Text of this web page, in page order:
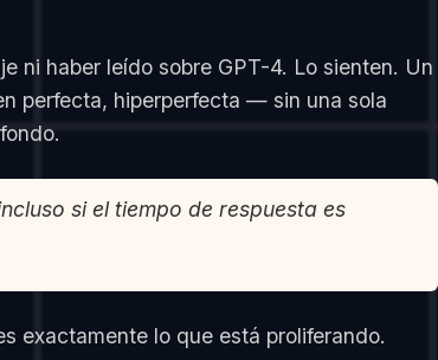
ni haber leído sobre GPT-4. Lo sienten. Un
perfecta, hiperperfecta — sin una sola
si el tiempo de respuesta es
exactamente lo que está proliferando.